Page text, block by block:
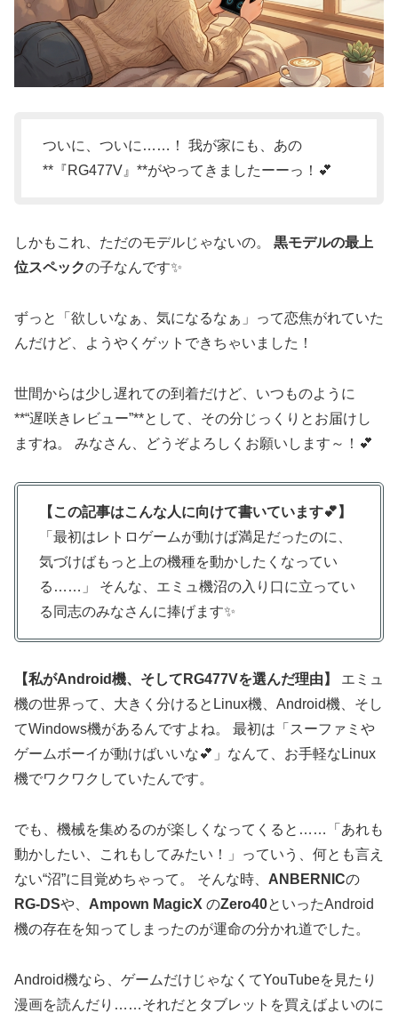
ついに、ついに……！ 我が家にも、あの
**『RG477V』**がやってきましたーーっ！💕
しかもこれ、ただのモデルじゃないの。 黒モデルの最上
位スペックの子なんです✨
ずっと「欲しいなぁ、気になるなぁ」って恋焦がれていた
んだけど、ようやくゲットできちゃいました！
世間からは少し遅れての到着だけど、いつものように
**“遅咲きレビュー”**として、その分じっくりとお届けし
ますね。 みなさん、どうぞよろしくお願いします～！💕
【この記事はこんな人に向けて書いています💕】
「最初はレトロゲームが動けば満足だったのに、
気づけばもっと上の機種を動かしたくなってい
る……」 そんな、エミュ機沼の入り口に立ってい
る同志のみなさんに捧げます✨
【私がAndroid機、そしてRG477Vを選んだ理由】
エミュ
機の世界って、大きく分けるとLinux機、Android機、そし
てWindows機があるんですよね。 最初は「スーファミや
ゲームボーイが動けばいいな💕」なんて、お手軽なLinux
機でワクワクしていたんです。
でも、機械を集めるのが楽しくなってくると……「あれも
動かしたい、これもしてみたい！」っていう、何とも言え
ない“沼”に目覚めちゃって。 そんな時、 ANBERNICの
RG-DSや、 Ampown MagicX のZero40といったAndroid
機の存在を知ってしまったのが運命の分かれ道でした。
Android機なら、ゲームだけじゃなくてYouTubeを見たり
漫画を読んだり……それだとタブレットを買えばよいのに